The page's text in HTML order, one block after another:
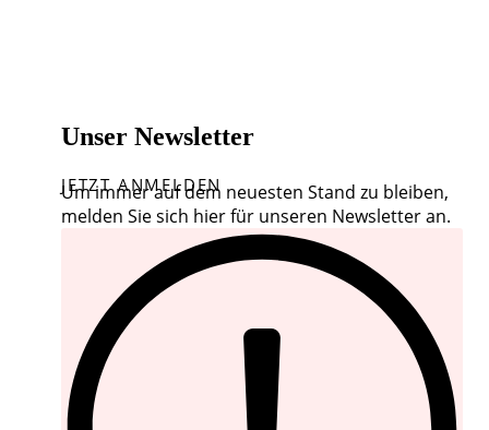
Unser Newsletter
JETZT ANMELDEN
Um immer auf dem neuesten Stand zu bleiben,
melden Sie sich hier für unseren Newsletter an.